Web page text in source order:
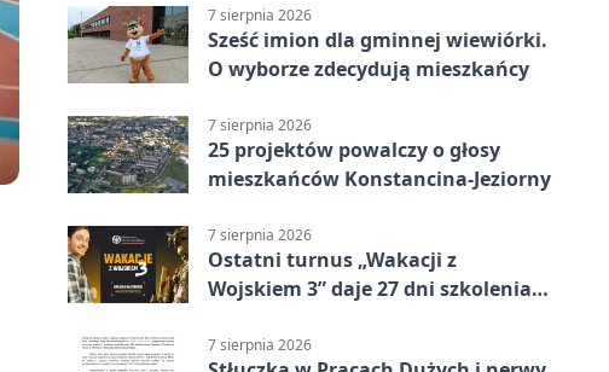
7 sierpnia 2026
Sześć imion dla gminnej wiewiórki.
O wyborze zdecydują mieszkańcy
7 sierpnia 2026
25 projektów powalczy o głosy
mieszkańców Konstancina-Jeziorny
7 sierpnia 2026
Ostatni turnus „Wakacji z
Wojskiem 3” daje 27 dni szkolenia i
7 sierpnia 2026